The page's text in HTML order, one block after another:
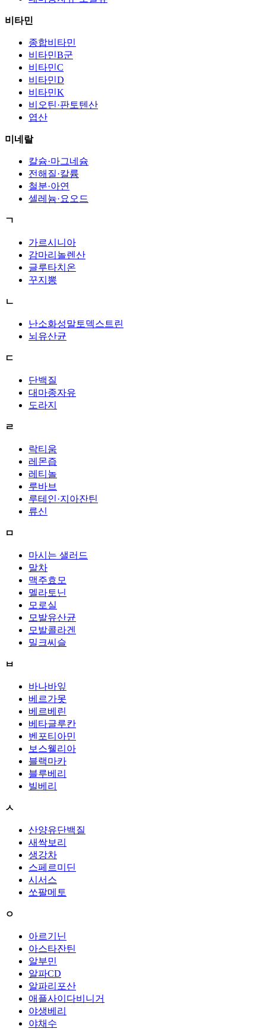
비타민
종합비타민
비타민B군
비타민C
비타민D
비타민K
비오틴·판토텐산
엽산
미네랄
칼슘·마그네슘
전해질·칼륨
철분·아연
셀레늄·요오드
ㄱ
가르시니아
감마리놀렌산
글루타치온
꾸지뽕
ㄴ
난소화성말토덱스트린
뇌유산균
ㄷ
단백질
대마종자유
도라지
ㄹ
락티움
레몬즙
레티놀
루바브
루테인·지아잔틴
류신
ㅁ
마시는 샐러드
말차
맥주효모
멜라토닌
모로실
모발유산균
모발콜라겐
밀크씨슬
ㅂ
바나바잎
베르가못
베르베린
베타글루칸
벤포티아민
보스웰리아
블랙마카
블루베리
빌베리
ㅅ
산양유단백질
새싹보리
생강차
스페르미딘
시서스
쏘팔메토
ㅇ
아르기닌
아스타잔틴
알부민
알파CD
알파리포산
애플사이다비니거
야생베리
야채수